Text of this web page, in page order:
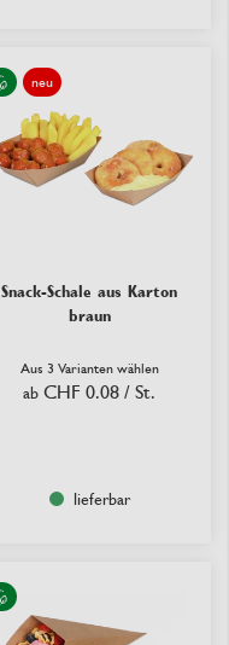
neu
Snack-Schale aus Karton
braun
Aus 3 Varianten wählen
ab CHF 0.08 / St.
lieferbar